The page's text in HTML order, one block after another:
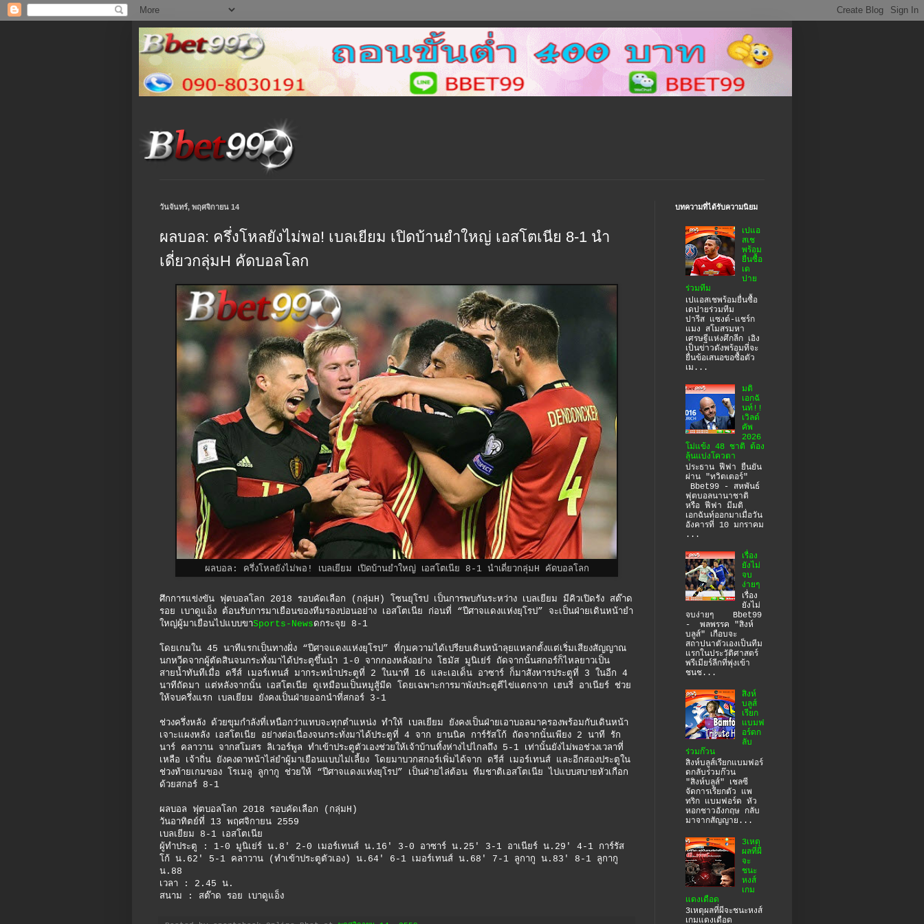
วันจันทร์, พฤศจิกายน 14
ผลบอล: ครึ่งโหลยังไม่พอ! เบลเยียม เปิดบ้านยำใหญ่ เอสโตเนีย 8-1 นำ
เดี่ยวกลุ่มH คัดบอลโลก
ผลบอล: ครึ่งโหลยังไม่พอ! เบลเยียม เปิดบ้านยำใหญ่ เอสโตเนีย 8-1 นำเดี่ยวกลุ่มH คัดบอลโลก
ศึกการแข่งขัน ฟุตบอลโลก 2018 รอบคัดเลือก (กลุ่มH) โซนยุโรป เป็นการพบกันระหว่าง เบลเยียม มีคิวเปิดรัง สต๊าด
รอย เบาดูแอ็ง ต้อนรับการมาเยือนของทีมรองบ่อนอย่าง เอสโตเนีย ก่อนที่ “ปีศาจแดงแห่งยุโรป” จะเป็นฝ่ายเดินหน้ายำ
ใหญ่ผู้มาเยือนไปแบบขาSports-Newsดกระจุย 8-1
โดยเกมใน 45 นาทีแรกเป็นทางฝั่ง “ปีศาจแดงแห่งยุโรป” ที่กุมความได้เปรียบเดินหน้าลุยแหลกตั้งแต่เริ่มเสียงสัญญาณ
นกหวีดจากผู้ตัดสินจนกระทั่งมาได้ประตูขึ้นนำ 1-0 จากกองหลังอย่าง โธมัส มูนิเย่ร์ ถัดจากนั้นสกอร์ก็ไหลยาวเป็น
สายน้ำทันทีเมื่อ ดรีส์ เมอร์เทนส์ มากระหน่ำประตูที่ 2 ในนาที 16 และเอเด็น อาซาร์ ก็มาสังหารประตูที่ 3 ในอีก 4
นาทีถัดมา แต่หลังจากนั้น เอสโตเนีย ดูเหมือนเป็นหมูสู้มีด โดยเฉพาะการมาพังประตูตีไข่แตกจาก เฮนรี่ อาเนียร์ ช่วย
ให้จบครึ่งแรก เบลเยียม ยังคงเป็นฝ่ายออกนำที่สกอร์ 3-1
ช่วงครึ่งหลัง ด้วยขุมกำลังที่เหนือกว่าแทบจะทุกตำแหน่ง ทำให้ เบลเยียม ยังคงเป็นฝ่ายเอาบอลมาครองพร้อมกับเดินหน้า
เจาะแผงหลัง เอสโตเนีย อย่างต่อเนื่องจนกระทั่งมาได้ประตูที่ 4 จาก ยานนิค การ์รัสโก้ ถัดจากนั้นเพียง 2 นาที รัก
นาร์ คลาวาน จากสโมสร ลิเวอร์พูล ทำเข้าประตูตัวเองช่วยให้เจ้าบ้านทิ้งห่างไปไกลถึง 5-1 เท่านั้นยังไม่พอช่วงเวลาที่
เหลือ เจ้าถิ่น ยังคงดาหน้าไล่ยำผู้มาเยือนแบบไม่เลี้ยง โดยมาบวกสกอร์เพิ่มได้จาก ดรีส์ เมอร์เทนส์ และอีกสองประตูใน
ช่วงท้ายเกมของ โรเมลู ลูกากู ช่วยให้ “ปีศาจแดงแห่งยุโรป” เป็นฝ่ายไล่ต้อน ทีมชาติเอสโตเนีย ไปแบบสบายหัวเกือก
ด้วยสกอร์ 8-1
ผลบอล ฟุตบอลโลก 2018 รอบคัดเลือก (กลุ่มH)
วันอาทิตย์ที่ 13 พฤศจิกายน 2559
เบลเยียม 8-1 เอสโตเนีย
ผู้ทำประตู : 1-0 มูนิเย่ร์ น.8′ 2-0 เมอร์เทนส์ น.16′ 3-0 อาซาร์ น.25′ 3-1 อาเนียร์ น.29′ 4-1 การ์รัส
โก้ น.62′ 5-1 คลาวาน (ทำเข้าประตูตัวเอง) น.64′ 6-1 เมอร์เทนส์ น.68′ 7-1 ลูกากู น.83′ 8-1 ลูกากู
น.88
เวลา : 2.45 น.
สนาม : สต๊าด รอย เบาดูแอ็ง
บทความที่ได้รับความนิยม
เปแอ
สเช
พร้อม
ยื่นซื้อ
เด
ปาย
ร่วมทีม
เปแอสเชพร้อมยื่นซื้อ
เดปายร่วมทีม
ปารีส แซงต์-แชร์ก
แมง สโมสรมหา
เศรษฐีแห่งศึกลีก เอิง
เป็นข่าวดังพร้อมที่จะ
ยื่นข้อเสนอขอซื้อตัว
เม...
มติ
เอกฉั
นท์!!
เวิลด์
คัพ
2026
โม่แข้ง 48 ชาติ ต้อง
ลุ้นแบ่งโควตา
ประธาน ฟีฟา ยืนยัน
ผ่าน "ทวิตเตอร์"
Bbet99 - สหพันธ์
ฟุตบอลนานาชาติ
หรือ ฟีฟา มีมติ
เอกฉันท์ออกมาเมื่อวัน
อังคารที่ 10 มกราคม
...
เรื่อง
ยังไม่
จบ
ง่ายๆ
เรื่อง
ยังไม่
จบง่ายๆ Bbet99
- พลพรรค "สิงห์
บลูส์" เกือบจะ
สถาปนาตัวเองเป็นทีม
แรกในประวัติศาสตร์
พรีเมียร์ลีกที่พุ่งเข้า
ชนช...
สิงห์
บลูส์
เรียก
แบมฟ
อร์ดก
ลับ
ร่วมก๊วน
สิงห์บลูส์เรียกแบมฟอร์
ดกลับร่วมก๊วน
"สิงห์บลูส์" เชลซี
จัดการเรียกตัว แพ
ทริก แบมฟอร์ด หัว
หอกชาวอังกฤษ กลับ
มาจากสัญญาย...
3เหตุ
ผลที่ผี
จะ
ชนะ
หงส์
เกม
แดงเดือด
3เหตุผลที่ผีจะชนะหงส์
เกมแดงเดือด